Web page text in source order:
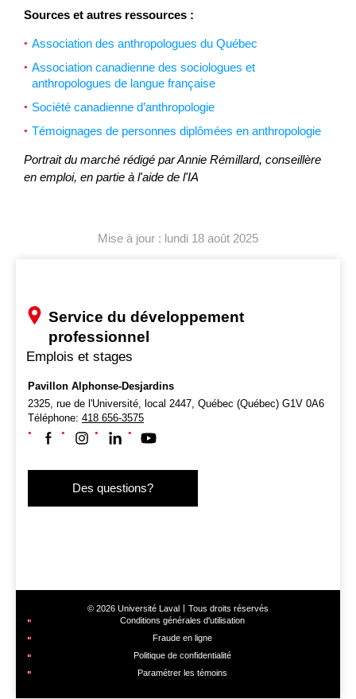
Sources et autres ressources :
Association des anthropologues du Québec
Association canadienne des sociologues et
anthropologues de langue française
Société canadienne d’anthropologie
Témoignages de personnes diplômées en anthropologie
Portrait du marché rédigé par Annie Rémillard, conseillère
en emploi, en partie à l'aide de l'IA
Mise à jour : lundi 18 août 2025
Service du développement
professionnel
Emplois et stages
Pavillon Alphonse-Desjardins
2325, rue de l'Université, local 2447, Québec (Québec) G1V 0A6
Téléphone: 418 656-3575
Suivez-nous sur Facebook
Suivez-nous sur Instagram
Suivez-nous sur LinkedIn
Suivez-nous sur Youtube
Des questions?
© 2026 Université Laval
Tous droits réservés
Conditions générales d'utilisation
Fraude en ligne
Politique de confidentialité
Paramétrer les témoins